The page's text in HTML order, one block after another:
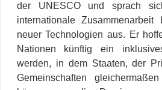
der UNESCO und sprach
internationale
neuer Technologien aus. Er
Nationen künftig ein
werden, in dem Staaten, der
Gemeinschaften